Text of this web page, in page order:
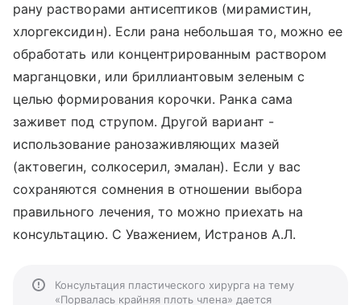
рану растворами антисептиков (мирамистин,
хлоргексидин). Если рана небольшая то, можно ее
обработать или концентрированным раствором
марганцовки, или бриллиантовым зеленым с
целью формирования корочки. Ранка сама
заживет под струпом. Другой вариант -
использование ранозаживляющих мазей
(актовегин, солкосерил, эмалан). Если у вас
сохраняются сомнения в отношении выбора
правильного лечения, то можно приехать на
консультацию. С Уважением, Истранов А.Л.
Консультация пластического хирурга на тему
«Порвалась крайняя плоть члена» дается